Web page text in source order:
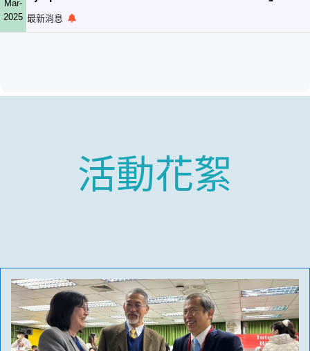
Mar-
2025 最新消息
活動花絮